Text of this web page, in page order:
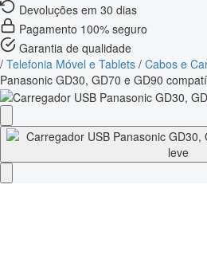
Devoluções em 30 dias
Pagamento 100% seguro
Garantia de qualidade
/ Telefonia Móvel e Tablets / Cabos e
Panasonic GD30, GD70 e GD90